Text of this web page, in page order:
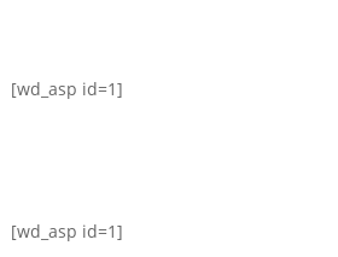
[wd_asp id=1]
[wd_asp id=1]